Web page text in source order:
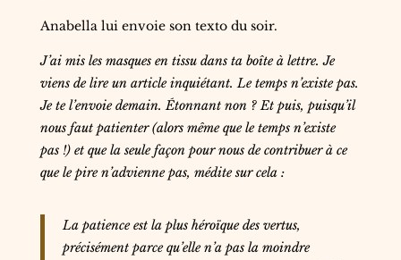
Anabella lui envoie son texto du soir.
J’ai mis les masques en tissu dans ta boîte à lettre. Je
viens de lire un article inquiétant. Le temps n’existe pas.
Je te l’envoie demain. Étonnant non ?Et puis, puisqu’il
nous faut patienter (alors même que le temps n’existe
pas !) et que la seule façon pour nous de contribuer à ce
que le pire n’advienne pas, médite sur cela :
La patience est la plus héroïque des vertus,
précisément parce qu’elle n’a pas la moindre